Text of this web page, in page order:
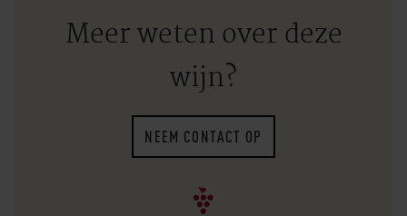
Meer weten over deze
wijn?
NEEM CONTACT OP